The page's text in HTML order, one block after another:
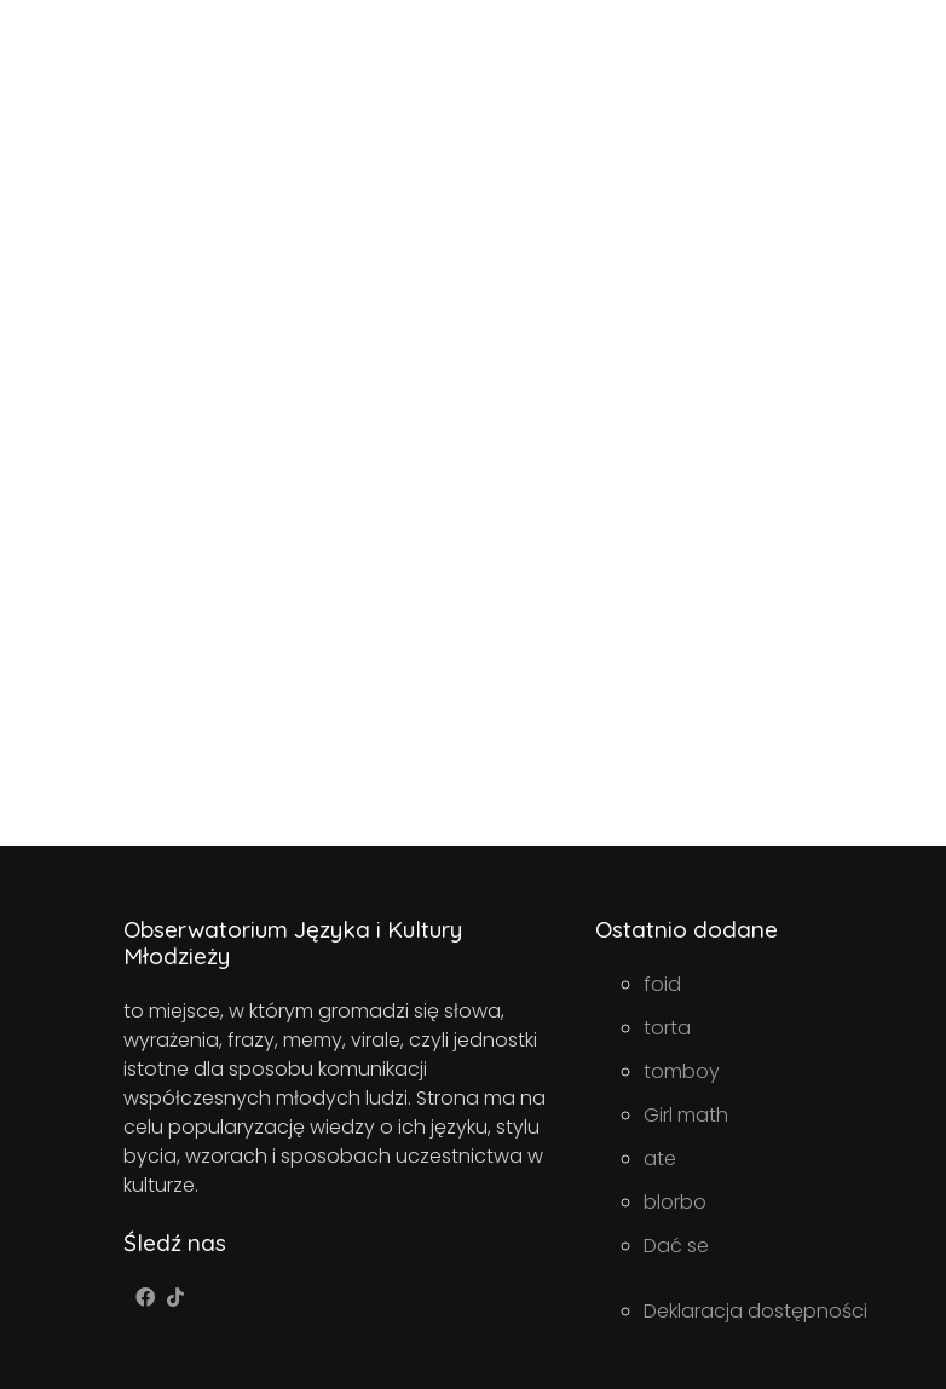
Obserwatorium Języka i Kultury
Młodzieży
to miejsce, w którym gromadzi się słowa,
wyrażenia, frazy, memy, virale, czyli jednostki
istotne dla sposobu komunikacji
współczesnych młodych ludzi. Strona ma na
celu popularyzację wiedzy o ich języku, stylu
bycia, wzorach i sposobach uczestnictwa w
kulturze.
Śledź nas
Ostatnio dodane
foid
torta
tomboy
Girl math
ate
blorbo
Dać se
Deklaracja dostępności